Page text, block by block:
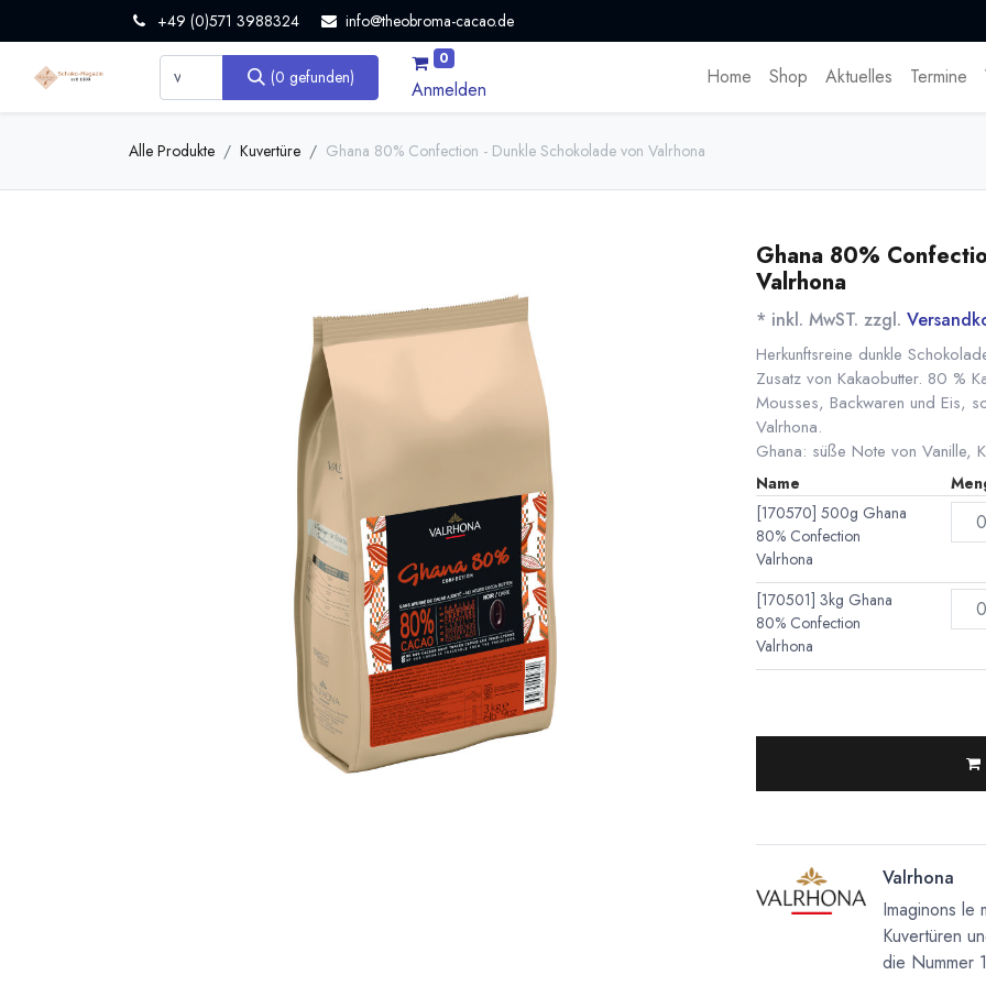
+49 (0)571 3988324 info@theobroma-cacao.de
(0 gefunden)
0
Anmelden
Home Shop Aktuelles Termine
Alle Produkte Kuvertüre Ghana 80% Confection - Dunkle Schokolade von Valrhona
Ghana 80%
Valrhona
* inkl. MwST. zzgl.
Herkunftsreine dunkle
Zusatz von Kakaobutter. 80 %
Mousses, Backwaren und Eis,
Valrhona.
Ghana: süße Note von Vanille,
Name
[170570] 500g Ghana
80% Confection
Valrhona
[170501] 3kg Ghana
80% Confection
Valrhona
Valrhona
Imaginons le
Kuvertüren
die Nummer